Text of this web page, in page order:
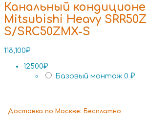
Канальный
Mitsubishi Heavy
S/SRC50ZMX-S
118,100₽
12500₽
Базовый монтаж 0 ₽
Доставка по Москве: Бесплатно